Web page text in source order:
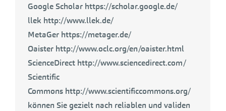
Google Scholar https://scholar.google.de/
llek http://www.llek.de/
MetaGer https://metager.de/
Oaister http://www.oclc.org/en/oaister.html
ScienceDirect http://www.sciencedirect.com/
Scientific
Commons http://www.scientificcommons.org/
können Sie gezielt nach reliablen und validen